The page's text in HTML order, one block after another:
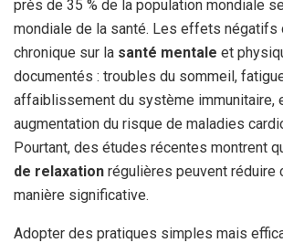
près de 35 % de la population mondiale
mondiale de la santé. Les effets négatifs
chronique sur la santé mentale et
documentés : troubles du sommeil,
affaiblissement du système immunitaire,
augmentation du risque de maladies
Pourtant, des études récentes montrent
de relaxation régulières peuvent réduire
manière significative.
Adopter des pratiques simples mais